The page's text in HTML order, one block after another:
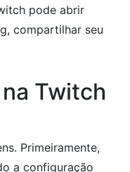
pode abrir
compartilhar seu
Twitch
Primeiramente,
a configuração